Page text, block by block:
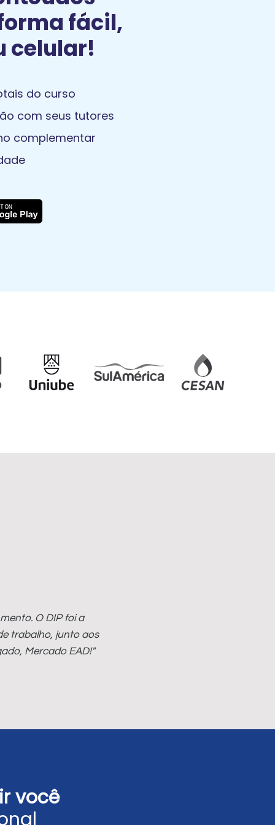
fácil,
celular!
do curso
com seus tutores
complementar
O DIP foi a
trabalho, junto aos
Mercado EAD!"
você